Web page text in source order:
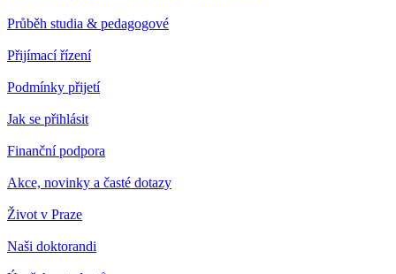
Průběh studia & pedagogové
Přijímací řízení
Podmínky přijetí
Jak se přihlásit
Finanční podpora
Akce, novinky a časté dotazy
Život v Praze
Naši doktorandi